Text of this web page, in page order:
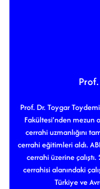
Prof. Dr. Toygar
Fakültesi’nden mezun
cerrahi uzmanlığını
cerrahi eğitimleri aldı.
cerrahi üzerine
cerrahisi alanındaki
Türkiye ve